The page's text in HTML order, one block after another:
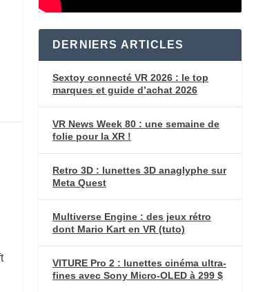
DERNIERS ARTICLES
Sextoy connecté VR 2026 : le top
marques et guide d’achat 2026
VR News Week 80 : une semaine de
folie pour la XR !
Retro 3D : lunettes 3D anaglyphe sur
Meta Quest
Multiverse Engine : des jeux rétro
dont Mario Kart en VR (tuto)
VITURE Pro 2 : lunettes cinéma ultra-
fines avec Sony Micro-OLED à 299 $